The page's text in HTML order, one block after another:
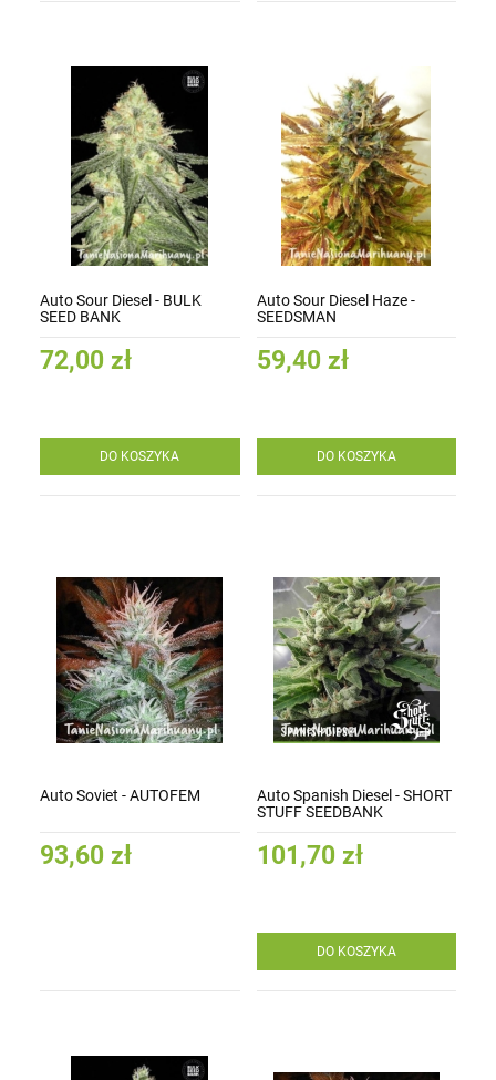
Auto Sour Diesel - BULK
SEED BANK
72,00 zł
DO KOSZYKA
Auto Sour Diesel Haze -
SEEDSMAN
59,40 zł
DO KOSZYKA
Auto Soviet - AUTOFEM
93,60 zł
Auto Spanish Diesel - SHORT
STUFF SEEDBANK
101,70 zł
DO KOSZYKA